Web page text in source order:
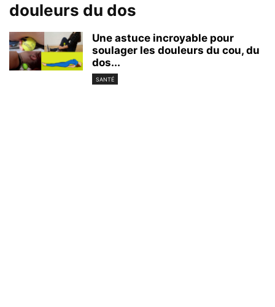
douleurs du dos
Une astuce incroyable pour
soulager les douleurs du cou, du
dos...
SANTÉ